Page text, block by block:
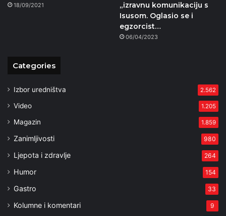
18/09/2021
„izravnu komunikaciju s
Isusom. Oglasio se i
egzorcist…
06/04/2023
Categories
Izbor uredništva 2.562
Video 1.205
Magazin 1.859
Zanimljivosti 980
Ljepota i zdravlje 264
Humor 154
Gastro 33
Kolumne i komentari 9